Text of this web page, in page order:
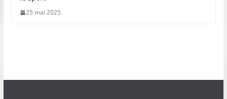
25 mai 2025